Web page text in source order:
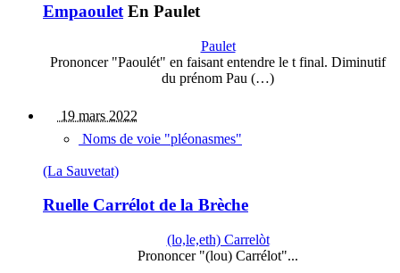
Empaoulet En Paulet
Paulet
Prononcer "Paoulét" en faisant entendre le t final. Diminutif
du prénom Pau (…)
19 mars 2022
Noms de voie "pléonasmes"
(La Sauvetat)
Ruelle Carrélot de la Brèche
(lo,le,eth) Carrelòt
Prononcer "(lou) Carrélot"...